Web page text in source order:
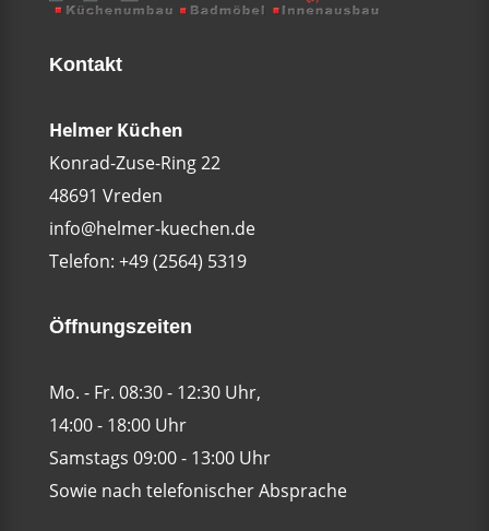
Kontakt
Helmer Küchen
Konrad-Zuse-Ring 22
48691 Vreden
info@helmer-kuechen.de
Telefon: +49 (2564) 5319
Öffnungszeiten
Mo. - Fr. 08:30 - 12:30 Uhr,
14:00 - 18:00 Uhr
Samstags 09:00 - 13:00 Uhr
Sowie nach telefonischer Absprache